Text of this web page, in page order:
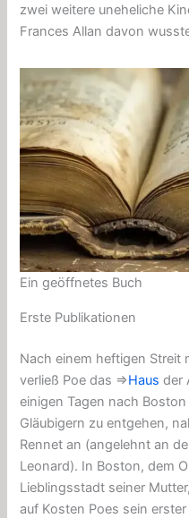
zwei weitere uneheliche
Frances Allan davon
Ein geöffnetes Buch
Erste Publikationen
Nach einem heftigen Streit
verließ Poe das ⇒Haus der
einigen Tagen nach
Gläubigern zu entgehen,
Rennet an (angelehnt an
Leonard). In Boston, dem
Lieblingsstadt seiner
auf Kosten Poes sein